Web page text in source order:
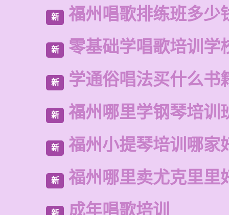
新 福州唱歌排练班多少
新 零基础学唱歌培训学
新 学通俗唱法买什么书
新 福州哪里学钢琴培训
新 福州小提琴培训哪家
新 福州哪里卖尤克里里
新 成年唱歌培训